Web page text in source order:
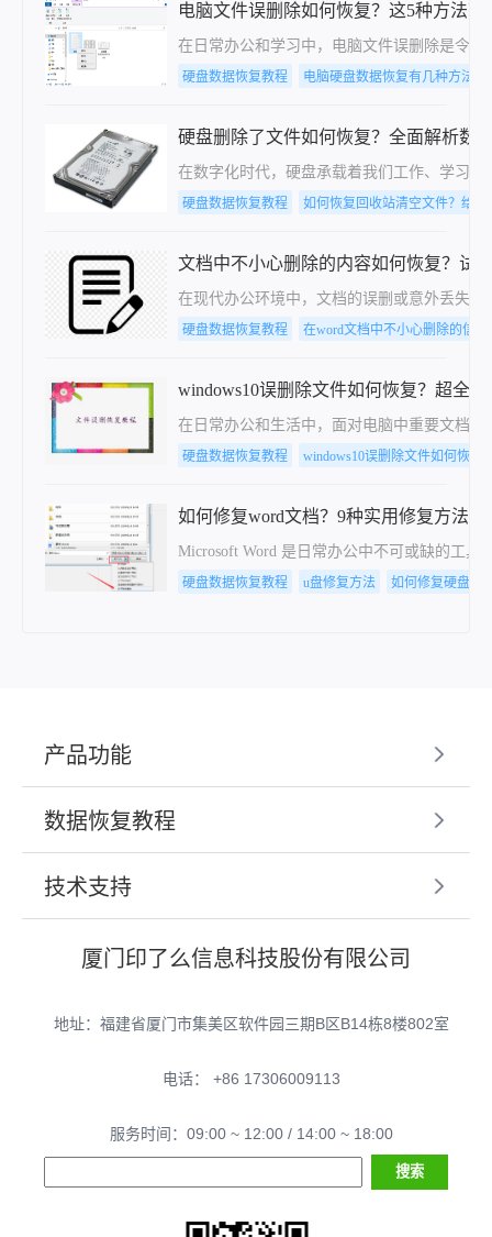
电脑文件误删除如何恢复？这5种方法就
在日常办公和学习中，电脑文件误删除是令
硬盘数据恢复教程 电脑硬盘数据恢复有几种方法
硬盘删除了文件如何恢复？全面解析数
在数字化时代，硬盘承载着我们工作、学习
硬盘数据恢复教程 如何恢复回收站清空文件？给你
文档中不小心删除的内容如何恢复？试
在现代办公环境中，文档的误删或意外丢失
硬盘数据恢复教程 在word文档中不小心删除的信
windows10误删除文件如何恢复？超全
在日常办公和生活中，面对电脑中重要文档
硬盘数据恢复教程 windows10误删除文件如何恢复
如何修复word文档？9种实用修复方法详
Microsoft Word 是日常办公中不可或缺的工
硬盘数据恢复教程 u盘修复方法 如何修复硬盘数
产品功能
数据恢复教程
技术支持
厦门印了么信息科技股份有限公司
地址：福建省厦门市集美区软件园三期B区B14栋8楼802室
电话： +86 17306009113
服务时间：09:00 ~ 12:00 / 14:00 ~ 18:00